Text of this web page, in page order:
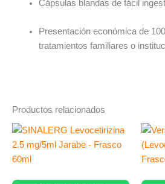
Cápsulas blandas de fácil
Presentación económica de
tratamientos familiares o
Productos relacionados